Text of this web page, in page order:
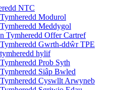
NTC
Modurol
Meddygol
Tymheredd Offer Cartref
Gwrth-ddŵr TPE
hylif
Prob Syth
Siâp Bwled
Cyswllt Arwyneb